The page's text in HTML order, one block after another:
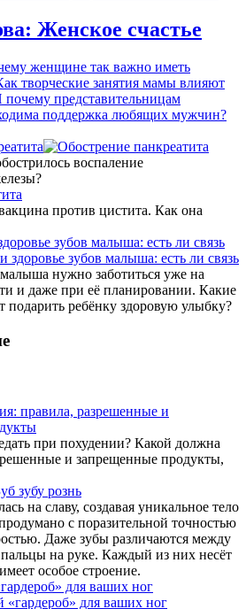
Женское счастье
женщине так важно иметь
творческие занятия мамы влияют
почему представительницам
поддержка любящих мужчин?
воспаление
против цистита. Как она
зубов малыша: есть ли связь
нужно заботиться уже на
и даже при её планировании. Какие
подарить ребёнку здоровую улыбку?
правила, разрешенные и
при похудении? Какой должна
и запрещенные продукты,
на славу, создавая уникальное тело
с поразительной точностью
Даже зубы различаются между
на руке. Каждый из них несёт
особое строение.
для ваших ног